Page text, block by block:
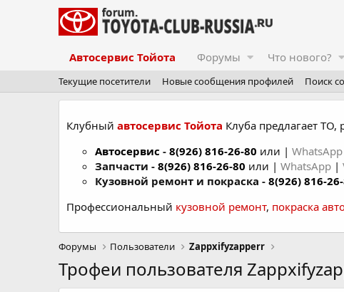
Автосервис Тойота Форумы Что нового?
Текущие посетители Новые сообщения профилей Поиск
Клубный автосервис Тойота Клуба предлагает ТО,
Автосервис - 8(926) 816-26-80 или | WhatsApp
Запчасти - 8(926) 816-26-80 или | WhatsApp |
Кузовной ремонт и покраска - 8(926) 816-
Профессиональный кузовной ремонт, покраска
Форумы Пользователи Zappxifyzapperr
Трофеи пользователя